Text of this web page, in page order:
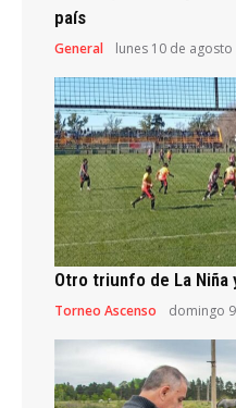
país
General lunes 10 de
Otro triunfo de La Niña
Torneo Ascenso domingo